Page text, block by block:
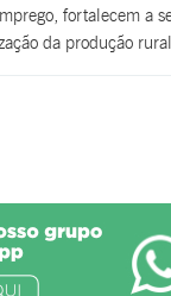
fortalecem a
da produção